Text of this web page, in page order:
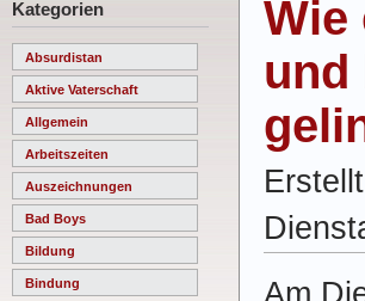
Kategorien
Absurdistan
Aktive Vaterschaft
Allgemein
Arbeitszeiten
Auszeichnungen
Bad Boys
Bildung
Bindung
Wie
und
Am